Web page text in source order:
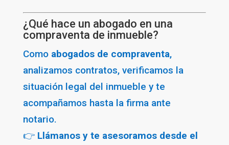
¿Qué hace un abogado en una
compraventa de inmueble?
Como abogados de compraventa,
analizamos contratos, verificamos la
situación legal del inmueble y te
acompañamos hasta la firma ante
notario.
👉 Llámanos y te asesoramos desde el